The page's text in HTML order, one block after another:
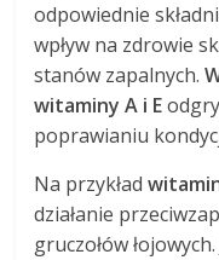
odpowiednie
wpływ na zdrowie
stanów zapalnych.
witaminy A i E
poprawianiu
Na przykład
działanie
gruczołów